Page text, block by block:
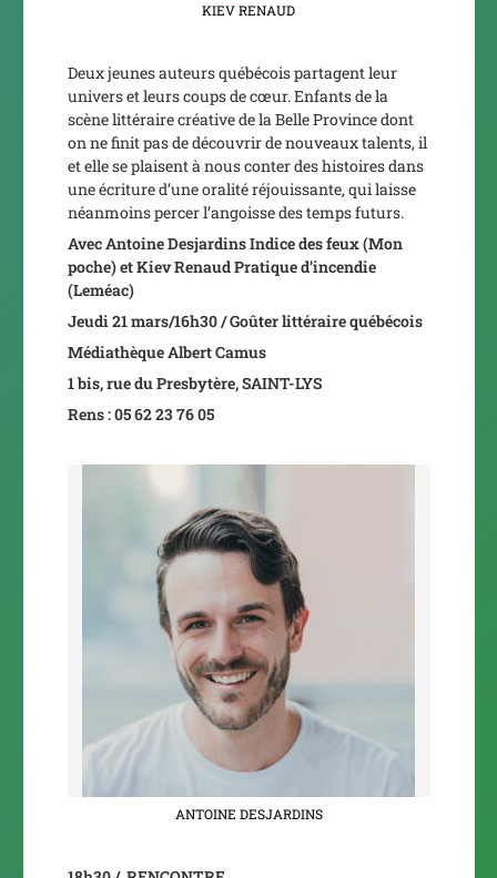
KIEV RENAUD
Deux jeunes auteurs québécois partagent leur
univers et leurs coups de cœur. Enfants de la
scène littéraire créative de la Belle Province dont
on ne finit pas de découvrir de nouveaux talents, il
et elle se plaisent à nous conter des histoires dans
une écriture d’une oralité réjouissante, qui laisse
néanmoins percer l’angoisse des temps futurs.
Avec Antoine DesjardinsIndice des feux(Mon
poche) etKiev RenaudPratique d’incendie
(Leméac)
Jeudi 21 mars/16h30 / Goûter littéraire québécois
Médiathèque Albert Camus
1 bis, rue du Presbytère, SAINT-LYS
Rens : 05 62 23 76 05
ANTOINE DESJARDINS